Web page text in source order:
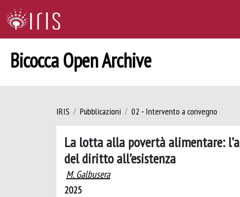
Bicocca Open Archive
IRIS Pubblicazioni 02 - Intervento a convegno
La lotta alla povertà alimentare:
del diritto all’esistenza
M. Galbusera
2025